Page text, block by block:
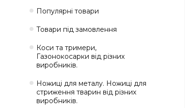
Популярні товари
Товари під замовлення
Коси та тримери,
Газонокосарки від різних
виробників.
Ножиці для металу. Ножиці для
стриження тварин від різних
виробників.